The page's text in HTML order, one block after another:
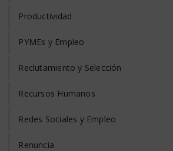
Productividad
PYMEs y Empleo
Reclutamiento y Selección
Recursos Humanos
Redes Sociales y Empleo
Renuncia